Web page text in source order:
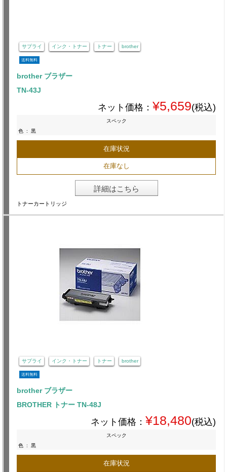
サプライ インク・トナー トナー brother
送料無料
brother ブラザー
TN-43J
ネット価格： ¥5,659(税込)
スペック
色
: 黒
在庫状況
在庫なし
詳細はこちら
トナーカートリッジ
サプライ インク・トナー トナー brother
送料無料
brother ブラザー
BROTHER トナー TN-48J
ネット価格： ¥18,480(税込)
スペック
色
: 黒
在庫状況